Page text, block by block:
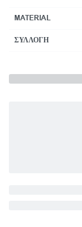
MATERIAL
ΣΥΛΛΟΓΉ